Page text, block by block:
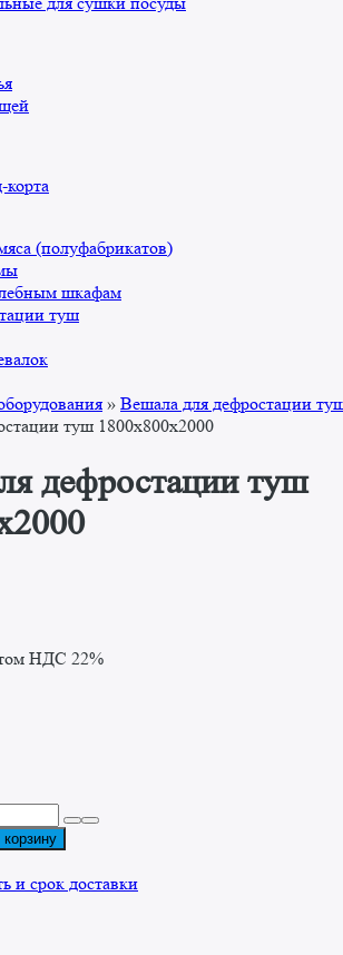
(полуфабрикатов)
шкафам
туш
» Вешала для дефростации
туш 1800x800x2000
дефростации туш
НДС 22%
корзину
и срок доставки